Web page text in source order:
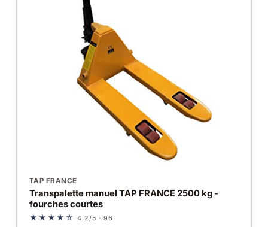
TAP FRANCE
Transpalette manuel TAP FRANCE 2500 kg -
fourches courtes
★★★★☆ 4.2/5 · 96